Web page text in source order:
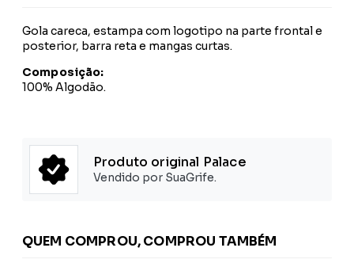
Gola careca, estampa com logotipo na parte frontal e
posterior, barra reta e mangas curtas.
Composição:
100% Algodão.
Produto original Palace
Vendido por SuaGrife.
QUEM COMPROU, COMPROU TAMBÉM